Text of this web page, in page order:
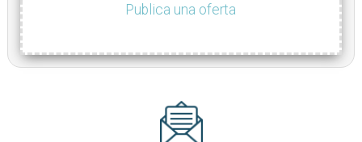
Publica una oferta